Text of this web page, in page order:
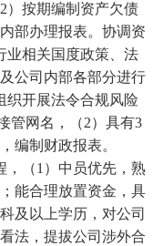
）按期编制资产欠债
部办理报表。协调资
业相关国度政策、法
公司内部各部分进行
织开展法令合规风险
管网名，（2）具有3
编制财政报表。
，（1）中员优先，熟
能合理放置资金，具
及以上学历，对公司
法，提拔公司涉外合